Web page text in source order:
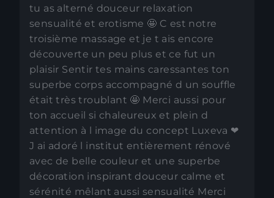
tu as alterné douceur relaxation
sensualité et erotisme 🤩 C est notre
troisième massage et je t ais encore
découverte un peu plus et ce fut un
plaisir Sentir tes mains caressantes ton
superbe corps accompagné d un souffle
était très troublant 🤩 Merci aussi pour
ton accueil si chaleureux et plein d
attention à l image du concept Luxeva ❤
J ai adoré l institut entièrement rénové
avec de belle couleur et une superbe
décoration inspirant douceur calme et
sérénité mêlant aussi sensualité Merci